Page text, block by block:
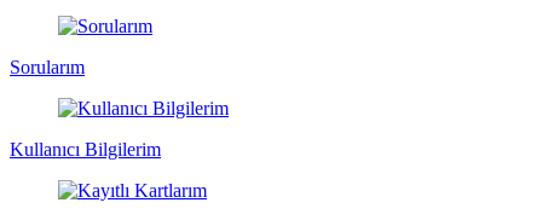
Sorularım
Kullanıcı Bilgilerim